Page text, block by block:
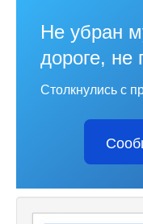
Не убран
дороге, не
Столкнулись с